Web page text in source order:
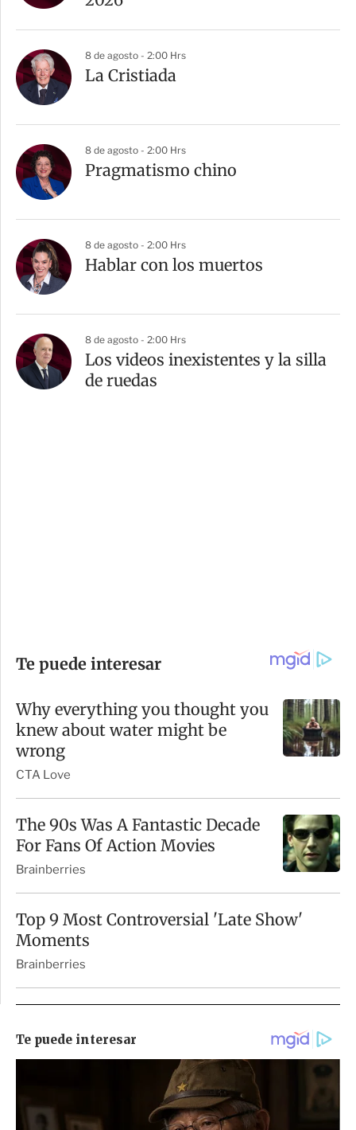
8 de agosto - 2:00 Hrs
La Cristiada
8 de agosto - 2:00 Hrs
Pragmatismo chino
8 de agosto - 2:00 Hrs
Hablar con los muertos
8 de agosto - 2:00 Hrs
Los videos inexistentes y la silla
de ruedas